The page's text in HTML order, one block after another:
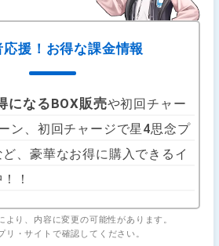
応援！お得な課金情報
になるBOX販売や初回チャー
ン、初回チャージで星4思念プ
、豪華なお得に購入できるイ
！
り、内容に変更の可能性があります。
リ・サイトで確認してください。